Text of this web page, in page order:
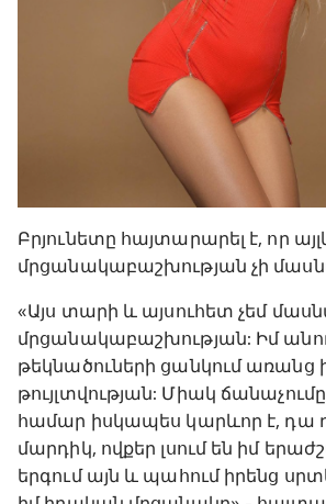
Բրյունետը հայտարարել է, որ
մրցանակաբաշխության չի
«Այս տարի և այսուհետ չեմ
մրցանակաբաշխության: Իմ
թեկնածուների ցանկում առանց
թույլտվության: Միակ
համար իսկապես կարևոր է, դա
մարդիկ, ովքեր լսում են իմ
երգում այն և պահում իրենց